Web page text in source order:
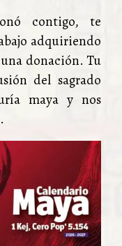
contigo, te
adquiriendo
donación. Tu
del sagrado
maya y nos